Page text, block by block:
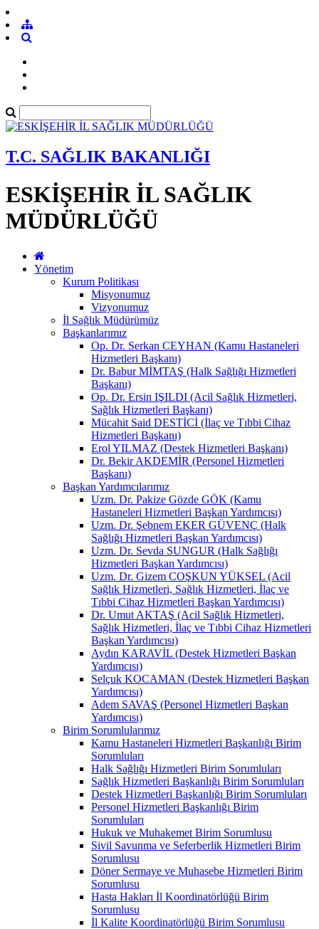
T.C. SAĞLIK BAKANLIĞI
ESKİŞEHİR İL SAĞLIK
MÜDÜRLÜĞÜ
Yönetim
Kurum Politikası
Misyonumuz
Vizyonumuz
İl Sağlık Müdürümüz
Başkanlarımız
Op. Dr. Serkan CEYHAN (Kamu Hastaneleri
Hizmetleri Başkanı)
Dr. Babur MİMTAŞ (Halk Sağlığı Hizmetleri
Başkanı)
Op. Dr. Ersin IŞILDI (Acil Sağlık Hizmetleri,
Sağlık Hizmetleri Başkanı)
Mücahit Said DESTİCİ (İlaç ve Tıbbi Cihaz
Hizmetleri Başkanı)
Erol YILMAZ (Destek Hizmetleri Başkanı)
Dr. Bekir AKDEMİR (Personel Hizmetleri
Başkanı)
Başkan Yardımcılarımız
Uzm. Dr. Pakize Gözde GÖK (Kamu
Hastaneleri Hizmetleri Başkan Yardımcısı)
Uzm. Dr. Şebnem EKER GÜVENÇ (Halk
Sağlığı Hizmetleri Başkan Yardımcısı)
Uzm. Dr. Sevda SUNGUR (Halk Sağlığı
Hizmetleri Başkan Yardımcısı)
Uzm. Dr. Gizem COŞKUN YÜKSEL (Acil
Sağlık Hizmetleri, Sağlık Hizmetleri, İlaç ve
Tıbbi Cihaz Hizmetleri Başkan Yardımcısı)
Dr. Umut AKTAŞ (Acil Sağlık Hizmetleri,
Sağlık Hizmetleri, İlaç ve Tıbbi Cihaz Hizmetleri
Başkan Yardımcısı)
Aydın KARAVİL (Destek Hizmetleri Başkan
Yardımcısı)
Selçuk KOCAMAN (Destek Hizmetleri Başkan
Yardımcısı)
Adem SAVAŞ (Personel Hizmetleri Başkan
Yardımcısı)
Birim Sorumlularımız
Kamu Hastaneleri Hizmetleri Başkanlığı Birim
Sorumluları
Halk Sağlığı Hizmetleri Birim Sorumluları
Sağlık Hizmetleri Başkanlığı Birim Sorumluları
Destek Hizmetleri Başkanlığı Birim Sorumluları
Personel Hizmetleri Başkanlığı Birim
Sorumluları
Hukuk ve Muhakemet Birim Sorumlusu
Sivil Savunma ve Seferberlik Hizmetleri Birim
Sorumlusu
Döner Sermaye ve Muhasebe Hizmetleri Birim
Sorumlusu
Hasta Hakları İl Koordinatörlüğü Birim
Sorumlusu
İl Kalite Koordinatörlüğü Birim Sorumlusu